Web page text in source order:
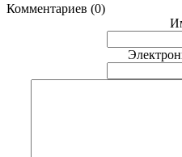
Комментариев (0)